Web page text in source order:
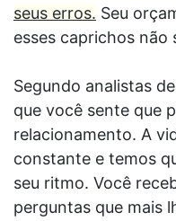
seus erros. Seu
esses caprichos não
Segundo analistas
que você sente que
relacionamento. A
constante e temos
seu ritmo. Você
perguntas que mais